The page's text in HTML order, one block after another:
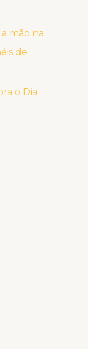
mão na
de
o Dia